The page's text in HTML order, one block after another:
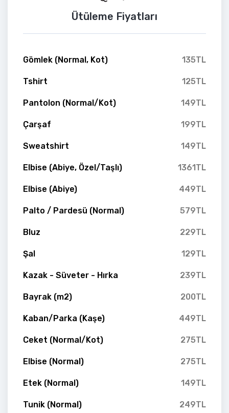
Ütüleme Fiyatları
Gömlek (Normal, Kot) 135TL
Tshirt 125TL
Pantolon (Normal/Kot) 149TL
Çarşaf 199TL
Sweatshirt 149TL
Elbise (Abiye, Özel/Taşlı) 1361TL
Elbise (Abiye) 449TL
Palto / Pardesü (Normal) 579TL
Bluz 229TL
Şal 129TL
Kazak - Süveter - Hırka 239TL
Bayrak (m2) 200TL
Kaban/Parka (Kaşe) 449TL
Ceket (Normal/Kot) 275TL
Elbise (Normal) 275TL
Etek (Normal) 149TL
Tunik (Normal) 249TL